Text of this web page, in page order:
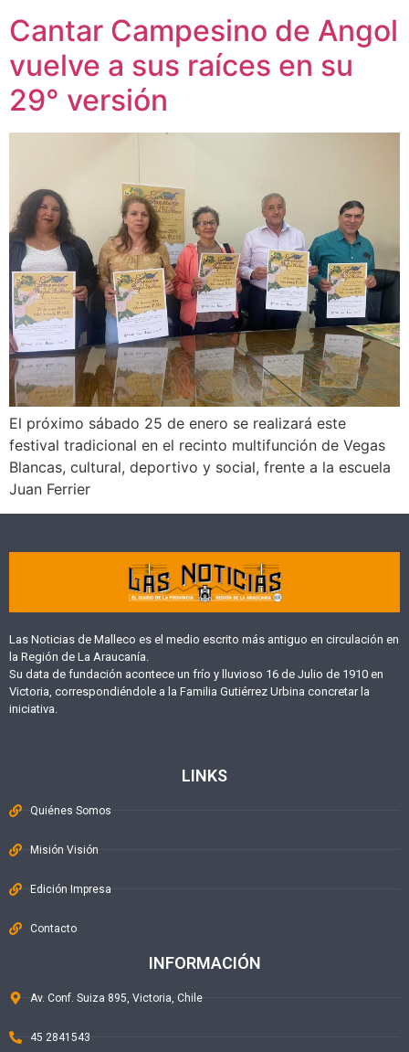
Cantar Campesino de Angol
vuelve a sus raíces en su
29° versión
El próximo sábado 25 de enero se realizará este
festival tradicional en el recinto multifunción de Vegas
Blancas, cultural, deportivo y social, frente a la escuela
Juan Ferrier
Las Noticias de Malleco es el medio escrito más antiguo en circulación en
la Región de La Araucanía.
Su data de fundación acontece un frío y lluvioso 16 de Julio de 1910 en
Victoria, correspondiéndole a la Familia Gutiérrez Urbina concretar la
iniciativa.
LINKS
Quiénes Somos
Misión Visión
Edición Impresa
Contacto
INFORMACIÓN
Av. Conf. Suiza 895, Victoria, Chile
45 2841543